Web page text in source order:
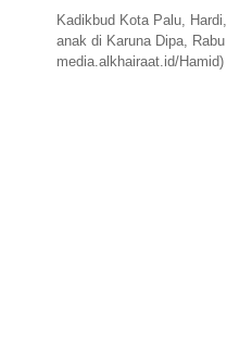
Kadikbud Kota Palu,
anak di Karuna Dipa,
media.alkhairaat.id/Hamid)